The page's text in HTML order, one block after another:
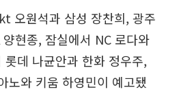
오원석과 삼성 장찬희, 광주
현종, 잠실에서 NC 로다와
데 나균안과 한화 정우주,
노와 키움 하영민이 예고됐